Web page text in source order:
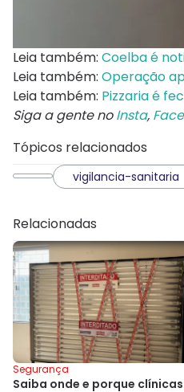
Leia também: Coelba é
Leia também: Operação
Leia também: Pizzaria é
Siga a gente noInsta,
Tópicos relacionados
vigilancia-sanitaria
Relacionadas
Segurança
Saiba onde e porque clínicas